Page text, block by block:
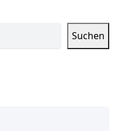
Suchen